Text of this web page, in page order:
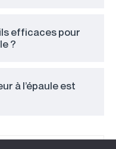
efficaces pour
?
à l’épaule est